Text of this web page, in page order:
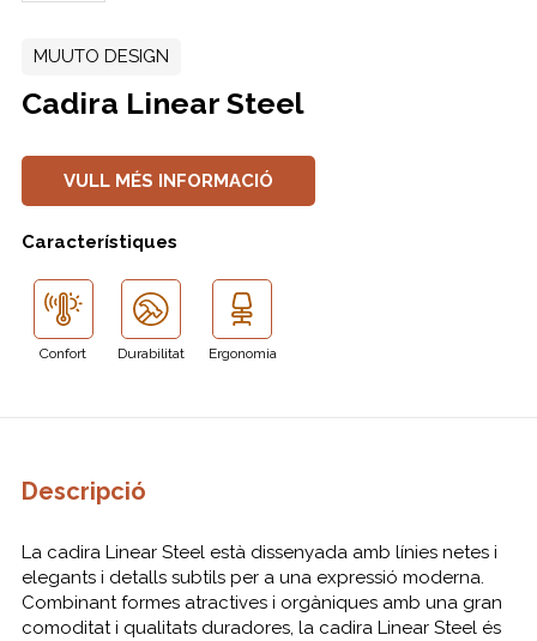
MUUTO DESIGN
Cadira Linear Steel
VULL MÉS INFORMACIÓ
Característiques
Confort Durabilitat Ergonomia
Descripció
La cadira Linear Steel està dissenyada amb línies netes i
elegants i detalls subtils per a una expressió moderna.
Combinant formes atractives i orgàniques amb una gran
comoditat i qualitats duradores, la cadira Linear Steel és